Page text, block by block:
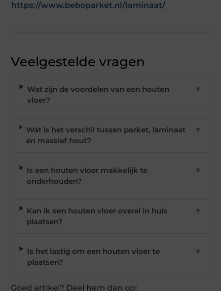
https://www.beboparket.nl/laminaat/
Veelgestelde vragen
Wat zijn de voordelen van een houten
vloer?
▼
Wat is het verschil tussen parket, laminaat
en massief hout?
▼
Is een houten vloer makkelijk te
onderhouden?
▼
Kan ik een houten vloer overal in huis
plaatsen?
▼
Is het lastig om een houten vloer te
plaatsen?
▼
Goed artikel? Deel hem dan op: